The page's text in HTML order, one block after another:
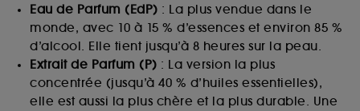
Eau de Parfum (EdP) : La plus vendue dans le
monde, avec 10 à 15 % d’essences et environ 85 %
d’alcool. Elle tient jusqu’à 8 heures sur la peau.
Extrait de Parfum (P) : La version la plus
concentrée (jusqu’à 40 % d’huiles essentielles),
elle est aussi la plus chère et la plus durable. Une